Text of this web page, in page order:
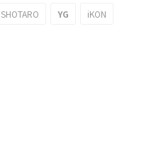
SHOTARO YG iKON